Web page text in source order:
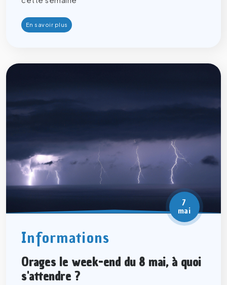
En savoir plus
7
mai
Informations
Orages le week-end du 8 mai, à quoi
s'attendre ?